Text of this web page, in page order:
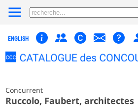
ENGLISH
Concurrent
Ruccolo, Faubert, architectes